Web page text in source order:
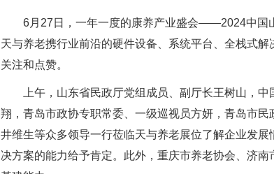
6月27日，一年一度的康养产业盛会——2024中国
天与养老携行业前沿的硬件设备、系统平台、全栈式
关注和点赞。
上午，山东省民政厅党组成员、副厅长王树山，
翔，青岛市政协专职常委、一级巡视员方妍，青岛市
井维生等众多领导一行莅临天与养老展位了解企业发
决方案的能力给予肯定。此外，重庆市养老协会、济